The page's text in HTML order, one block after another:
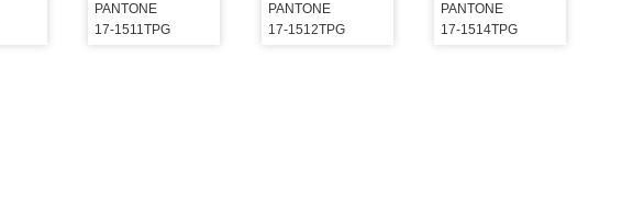
PANTONE
17-1511TPG
PANTONE
17-1512TPG
PANTONE
17-1514TPG